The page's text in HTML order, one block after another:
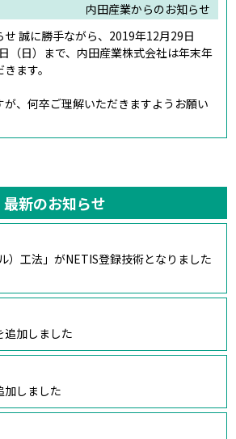
内田産業からのお知らせ
誠に勝手ながら、2019年12月29日
（日）まで、内田産業株式会社は年末年
ます。
が、何卒ご理解いただきますようお願い
最新のお知らせ
）工法」がNETIS登録技術となりました
追加しました
加しました